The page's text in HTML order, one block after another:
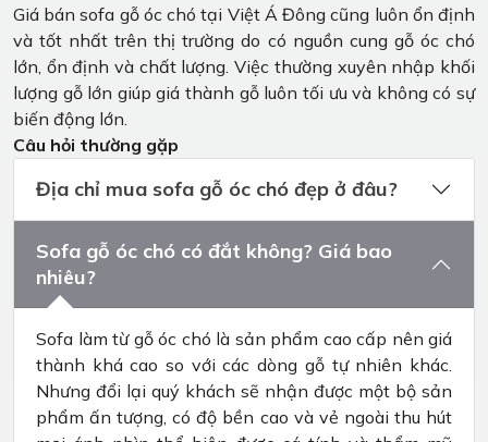
Giá bán sofa gỗ óc chó tại Việt Á Đông cũng luôn ổn định
và tốt nhất trên thị trường do có nguồn cung gỗ óc chó
lớn, ổn định và chất lượng. Việc thường xuyên nhập khối
lượng gỗ lớn giúp giá thành gỗ luôn tối ưu và không có sự
biến động lớn.
Câu hỏi thường gặp
Địa chỉ mua sofa gỗ óc chó đẹp ở đâu?
Sofa gỗ óc chó có đắt không? Giá bao
nhiêu?
Sofa làm từ gỗ óc chó là sản phẩm cao cấp nên giá
thành khá cao so với các dòng gỗ tự nhiên khác.
Nhưng đổi lại quý khách sẽ nhận được một bộ sản
phẩm ấn tượng, có độ bền cao và vẻ ngoài thu hút